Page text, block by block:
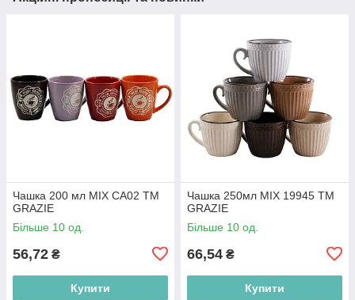
Чашка 200 мл MIX CA02 ТМ
GRAZIE
Більше 10 од.
56,72 ₴
Купити
Чашка 250мл MIX 19945 ТМ
GRAZIE
Більше 10 од.
66,54 ₴
Купити